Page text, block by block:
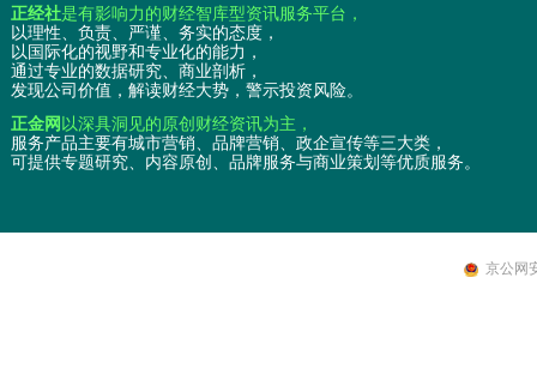
正经社是有影响力的财经智库型资讯服务平台，
以理性、负责、严谨、务实的态度，
以国际化的视野和专业化的能力，
通过专业的数据研究、商业剖析，
发现公司价值，解读财经大势，警示投资风险。
正金网以深具洞见的原创财经资讯为主，
服务产品主要有城市营销、品牌营销、政企宣传等三大类，
可提供专题研究、内容原创、品牌服务与商业策划等优质服务。
京公网